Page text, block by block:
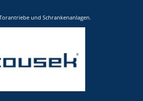
und Schrankenanlagen.